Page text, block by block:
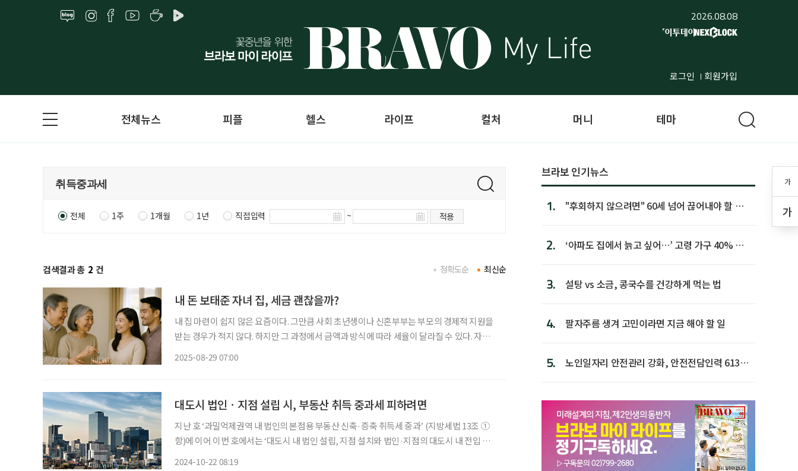
2026.08.08
로그인 회원가입
가
가
전체뉴스 피플 헬스 라이프 컬처 머니 테마
전체 1주 1개월 1년 직접입력 ~ 적용
검색결과 총 2 건 최신순
정확도순
내 돈 보태준 자녀 집, 세금 괜찮을까?
내 집 마련이 쉽지 않은 요즘이다. 그만큼 사회 초년생이나 신혼부부는 부모의 경제적 지원을
받는 경우가 적지 않다. 하지만 그 과정에서 금액과 방식에 따라 세율이 달라질 수 있다. 자녀
2025-08-29 07:00
대도시 법인ㆍ지점 설립 시, 부동산 취득 중과세 피하려면
지난 호 ‘과밀억제권역 내 법인의 본점용 부동산 신축·증축 취득세 중과’ (지방세법 13조 ①
항)에 이어 이번 호에서는 ‘대도시 내 법인 설립, 지점 설치와 법인·지점의 대도시 내 전입 시
2024-10-22 08:19
브라보 인기뉴스
1.
"후회하지 않으려면" 60세 넘어 끊어내야 할 사
2.
‘아파도 집에서 늙고 싶어…’ 고령 가구 40% 노
3. 설탕 vs 소금, 콩국수를 건강하게 먹는 법
4. 팔자주름 생겨 고민이라면 지금 해야 할 일
5.
노인일자리 안전관리 강화, 안전전담인력 613명